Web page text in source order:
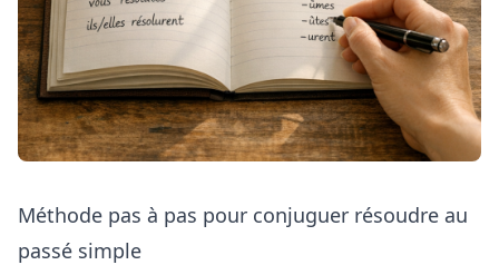
Méthode pas à pas pour conjuguer résoudre au
passé simple